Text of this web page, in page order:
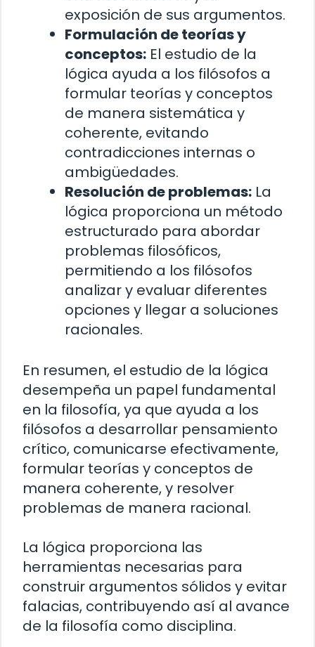
exposición de sus argumentos.
Formulación de teorías y
conceptos: El estudio de la
lógica ayuda a los filósofos a
formular teorías y conceptos
de manera sistemática y
coherente, evitando
contradicciones internas o
ambigüedades.
Resolución de problemas: La
lógica proporciona un método
estructurado para abordar
problemas filosóficos,
permitiendo a los filósofos
analizar y evaluar diferentes
opciones y llegar a soluciones
racionales.
En resumen, el estudio de la lógica
desempeña un papel fundamental
en la filosofía, ya que ayuda a los
filósofos a desarrollar pensamiento
crítico, comunicarse efectivamente,
formular teorías y conceptos de
manera coherente, y resolver
problemas de manera racional.
La lógica proporciona las
herramientas necesarias para
construir argumentos sólidos y evitar
falacias, contribuyendo así al avance
de la filosofía como disciplina.